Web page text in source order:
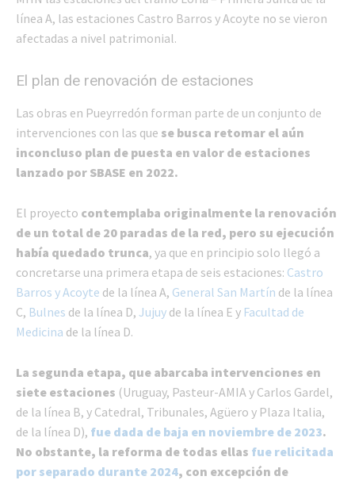
línea A, las estaciones Castro Barros y Acoyte no se vieron
afectadas a nivel patrimonial.
El plan de renovación de estaciones
Las obras en Pueyrredón forman parte de un conjunto de
intervenciones con las que se busca retomar el aún
inconcluso plan de puesta en valor de estaciones
lanzado por SBASE en 2022.
El proyecto contemplaba originalmente la renovación
de un total de 20 paradas de la red, pero su ejecución
había quedado trunca, ya que en principio solo llegó a
concretarse una primera etapa de seis estaciones: Castro
Barros y Acoyte de la línea A, General San Martín de la línea
C, Bulnes de la línea D, Jujuy de la línea E y Facultad de
Medicina de la línea D.
La segunda etapa, que abarcaba intervenciones en
siete estaciones (Uruguay, Pasteur-AMIA y Carlos Gardel,
de la línea B, y Catedral, Tribunales, Agüero y Plaza Italia,
de la línea D), fue dada de baja en noviembre de 2023.
No obstante, la reforma de todas ellas fue relicitada
por separado durante 2024, con excepción de